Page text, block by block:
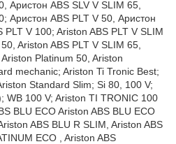
Аристон ABS SLV V SLIM 65,
Аристон ABS PLT V 50, Аристон
PLT V 100; Ariston ABS PLT V SLIM
Ariston ABS PLT V SLIM 65,
Platinum 50, Ariston
mechanic; Ariston Ti Tronic Best;
Standard Slim; Si 80, 100 V;
WB 100 V; Ariston TI TRONIC 100
BLU ECO Ariston ABS BLU ECO
ABS BLU R SLIM, Ariston ABS
ECO , Ariston ABS